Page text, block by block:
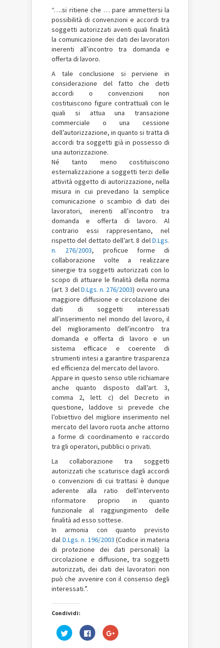
“….si ritiene che … pare ammettersi la
possibilità di convenzioni e accordi tra
soggetti autorizzati aventi quali finalità
la comunicazione dei dati dei lavoratori
inerenti all’incontro tra domanda e
offerta di lavoro.
A tale conclusione si perviene in
considerazione del fatto che detti
accordi o convenzioni non
costituiscono figure contrattuali con le
quali si attua una transazione
commerciale o una cessione
dell’autorizzazione, in quanto si tratta di
accordi tra soggetti già in possesso di
una autorizzazione.
Né tanto meno costituiscono
esternalizzazione a soggetti terzi delle
attività oggetto di autorizzazione, nella
misura in cui prevedano la semplice
comunicazione o scambio di dati dei
lavoratori, inerenti all’incontro tra
domanda e offerta di lavoro. Al
contrario essi rappresentano, nel
rispetto del dettato dell’art. 8 delD.Lgs.
n. 276/2003, proficue forme di
collaborazione volte a realizzare
sinergie tra soggetti autorizzati con lo
scopo di attuare le finalità della norma
(art. 3 delD.Lgs. n. 276/2003) ovvero una
maggiore diffusione e circolazione dei
dati di soggetti interessati
all’inserimento nel mondo del lavoro, il
del miglioramento dell’incontro tra
domanda e offerta di lavoro e un
sistema efficace e coerente di
strumenti intesi a garantire trasparenza
ed efficienza del mercato del lavoro.
Appare in questo senso utile richiamare
anche quanto disposto dall’art. 3,
comma 2, lett. c) del Decreto in
questione, laddove si prevede che
l’obiettivo del migliore inserimento nel
mercato del lavoro ruota anche attorno
a forme di coordinamento e raccordo
tra gli operatori, pubblici o privati.
La collaborazione tra soggetti
autorizzati che scaturisce dagli accordi
o convenzioni di cui trattasi è dunque
aderente alla ratio dell’intervento
riformatore proprio in quanto
funzionale al raggiungimento delle
finalità ad esso sottese.
In armonia con quanto previsto
dal D.Lgs. n. 196/2003 (Codice in materia
di protezione dei dati personali) la
circolazione e diffusione, tra soggetti
autorizzati, dei dati dei lavoratori non
può che avvenire con il consenso degli
interessati.”.
Condividi:
Fai
clic
Fai
clic
Fai
clic